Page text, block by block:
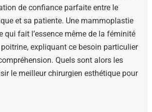
de confiance parfaite entre le
et sa patiente. Une mammoplastie
qui fait l’essence même de la féminité
poitrine, expliquant ce besoin particulier
Quels sont alors les
le meilleur chirurgien esthétique pour